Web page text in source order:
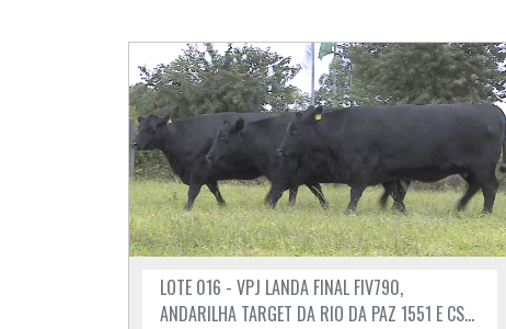
LOTE 016 - VPJ LANDA FINAL FIV790,
ANDARILHA TARGET DA RIO DA PAZ 1551 E CS